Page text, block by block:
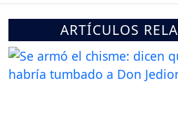
ARTÍCULOS